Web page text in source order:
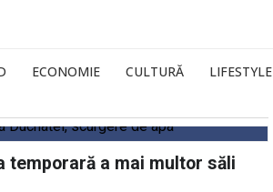
ECONOMIE CULTURĂ LIFESTYLE
temporară a mai multor săli